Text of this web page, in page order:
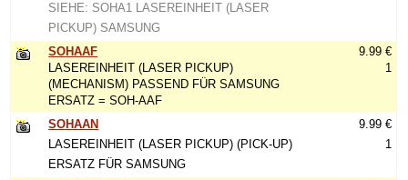
SIEHE: SOHA1 LASEREINHEIT (LASER
PICKUP) SAMSUNG
SOHAAF
LASEREINHEIT (LASER PICKUP)
(MECHANISM) PASSEND FÜR SAMSUNG
ERSATZ = SOH-AAF
9.99 €
1
SOHAAN
LASEREINHEIT (LASER PICKUP) (PICK-UP)
ERSATZ FÜR SAMSUNG
9.99 €
1